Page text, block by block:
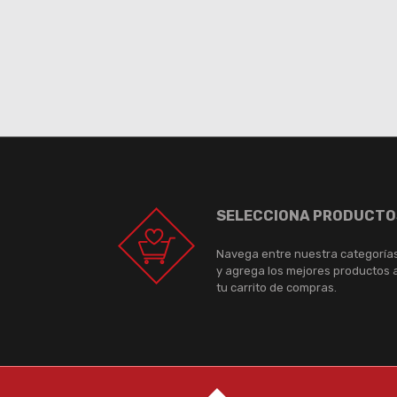
SELECCIONA
Navega entre nuestra
y agrega los mejores productos
tu carrito de compras.